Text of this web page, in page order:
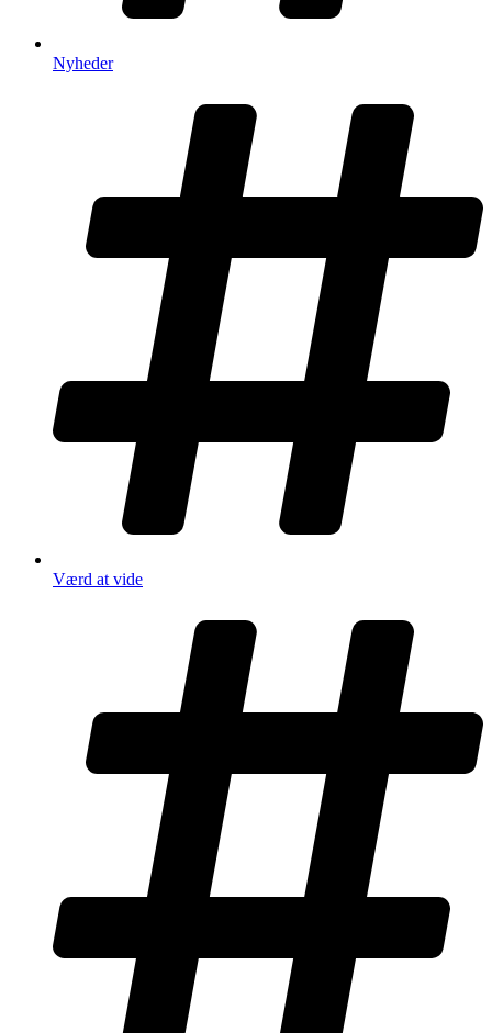
Nyheder
Værd at vide